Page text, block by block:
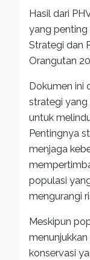
Hasil dari
yang penting
Strategi dan
Orangutan
Dokumen ini
strategi
untuk
Pentingnya
menjaga
populasi
mengurangi
Meskipun
konservasi